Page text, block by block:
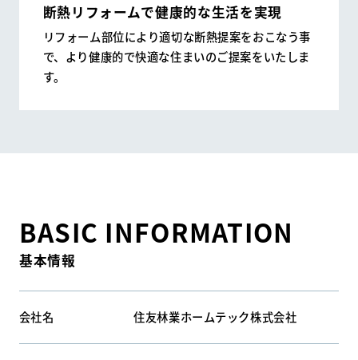
断熱リフォームで健康的な生活を実現
リフォーム部位により適切な断熱提案をおこなう事
で、より健康的で快適な住まいのご提案をいたしま
す。
BASIC INFORMATION
基本情報
会社名 住友林業ホームテック株式会社